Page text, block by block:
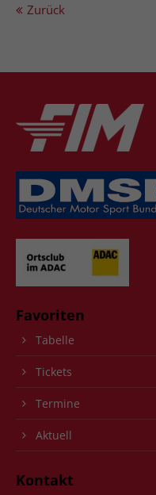
Zurück
Favoriten
Tabelle
Tickets
Termine
Aktuell
Kontakt